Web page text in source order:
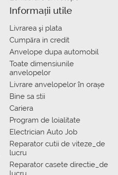
Informații utile
Livrarea şi plata
Сumpăra in credit
Anvelope dupa automobil
Toate dimensiunile
anvelopelor
Livrare anvelopelor în orașe
Bine sa stii
Cariera
Program de loialitate
Electrician Auto Job
Reparator cutii de viteze_de
lucru
Reparator casete directie_de